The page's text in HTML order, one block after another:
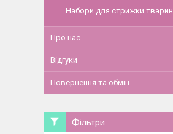
Набори для стрижки тварин
Про нас
Відгуки
Повернення та обмін
Фільтри